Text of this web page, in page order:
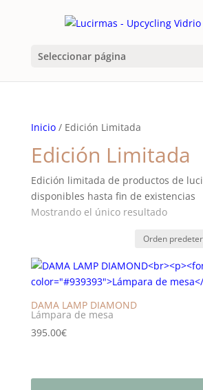
Seleccionar página
Inicio/ Edición Limitada
Edición Limitada
Edición limitada de productos de
disponibles hasta fin de existencias
Mostrando el único resultado
DAMA LAMP DIAMOND
Lámpara de mesa
395.00€